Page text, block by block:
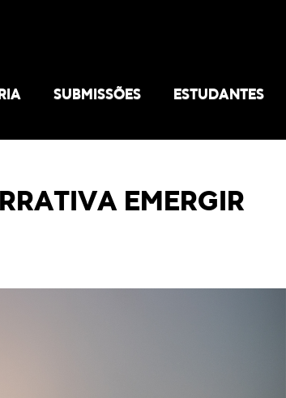
SUBMISSÕES ESTUDANTES
EMERGIR